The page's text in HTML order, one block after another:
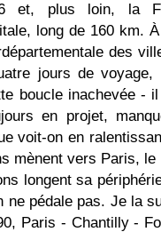
et, plus loin, la
long de 160 km.
des
jours de
boucle inachevée - il
en projet,
voit-on en
mènent vers Paris,
longent sa
ne pédale pas. Je la
Paris - Chan­tilly -